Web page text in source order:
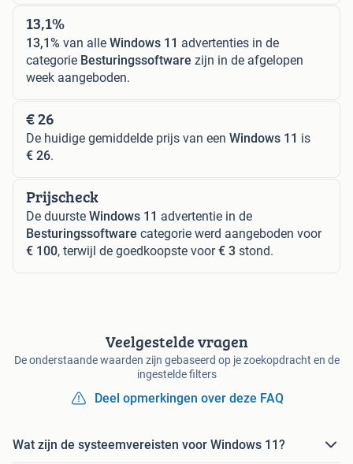
13,1%
13,1% van alle Windows 11 advertenties in de
categorie Besturingssoftware zijn in de afgelopen
week aangeboden.
€ 26
De huidige gemiddelde prijs van een Windows 11 is
€ 26.
Prijscheck
De duurste Windows 11 advertentie in de
Besturingssoftware categorie werd aangeboden voor
€ 100, terwijl de goedkoopste voor€ 3 stond.
Veelgestelde vragen
De onderstaande waarden zijn gebaseerd op je zoekopdracht en de
ingestelde filters
Deel opmerkingen over deze FAQ
Wat zijn de systeemvereisten voor Windows 11?